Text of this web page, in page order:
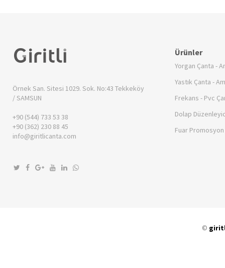
Örnek San. Sitesi 1029. Sok. No:43 Tekkeköy
/ SAMSUN
+90 (544) 733 53 38
+90 (362) 230 88 45
info@giritlicanta.com
Ürünler
Yorgan Çanta -
Yastık Çanta -
Frekans - Pvc
Dolap
Fuar
©